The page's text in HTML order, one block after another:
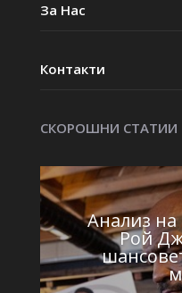
За Нас
Контакти
СКОРОШНИ СТАТИИ
Анализ
Рой